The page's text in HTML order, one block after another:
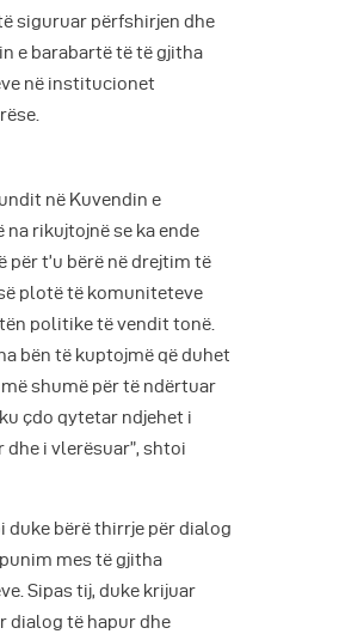
siguruar përfshirjen dhe
e barabartë të të gjitha
në institucionet
në Kuvendin e
na rikujtojnë se ka ende
për t’u bërë në drejtim të
plotë të komuniteteve
politike të vendit tonë.
bën të kuptojmë që duhet
shumë për të ndërtuar
çdo qytetar ndjehet i
dhe i vlerësuar”, shtoi
duke bërë thirrje për dialog
mes të gjitha
Sipas tij, duke krijuar
dialog të hapur dhe